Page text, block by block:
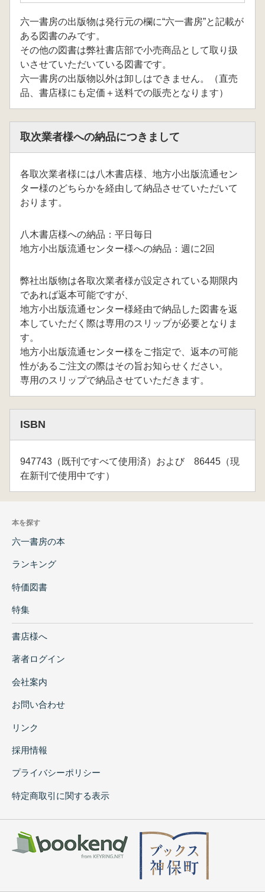
六一書房の出版物は発行元の欄に“六一書房”と記載が
ある図書のみです。
その他の図書は弊社書店部で小売商品として取り扱
いさせていただいている図書です。
六一書房の出版物以外は卸しはできません。（直売
品、書店様にも定価＋送料での販売となります）
取次業者様への納品につきまして
各取次業者様には八木書店様、地方小出版流通セン
ター様のどちらかを経由して納品させていただいて
おります。
八木書店様への納品：平日毎日
地方小出版流通センター様への納品：週に2回
弊社出版物は各取次業者様が設定されている期限内
であれば返本可能ですが、
地方小出版流通センター様経由で納品した図書を返
本していただく際は専用のスリップが必要となりま
す。
地方小出版流通センター様をご指定で、返本の可能
性があるご注文の際はその旨お知らせください。
専用のスリップで納品させていただきます。
ISBN
947743（既刊ですべて使用済）および 86445（現
在新刊で使用中です）
本を探す
六一書房の本
ランキング
特価図書
特集
書店様へ
著者ログイン
会社案内
お問い合わせ
リンク
採用情報
プライバシーポリシー
特定商取引に関する表示